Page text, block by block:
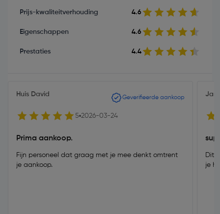
Prijs-kwaliteitverhouding 4.6
Eigenschappen 4.6
Prestaties 4.4
Huis David Geverifieerde aankoop
5 2026-03-24
Prima aankoop.
Fijn personeel dat graag met je mee denkt omtrent
je aankoop.
Jan
Dit
je